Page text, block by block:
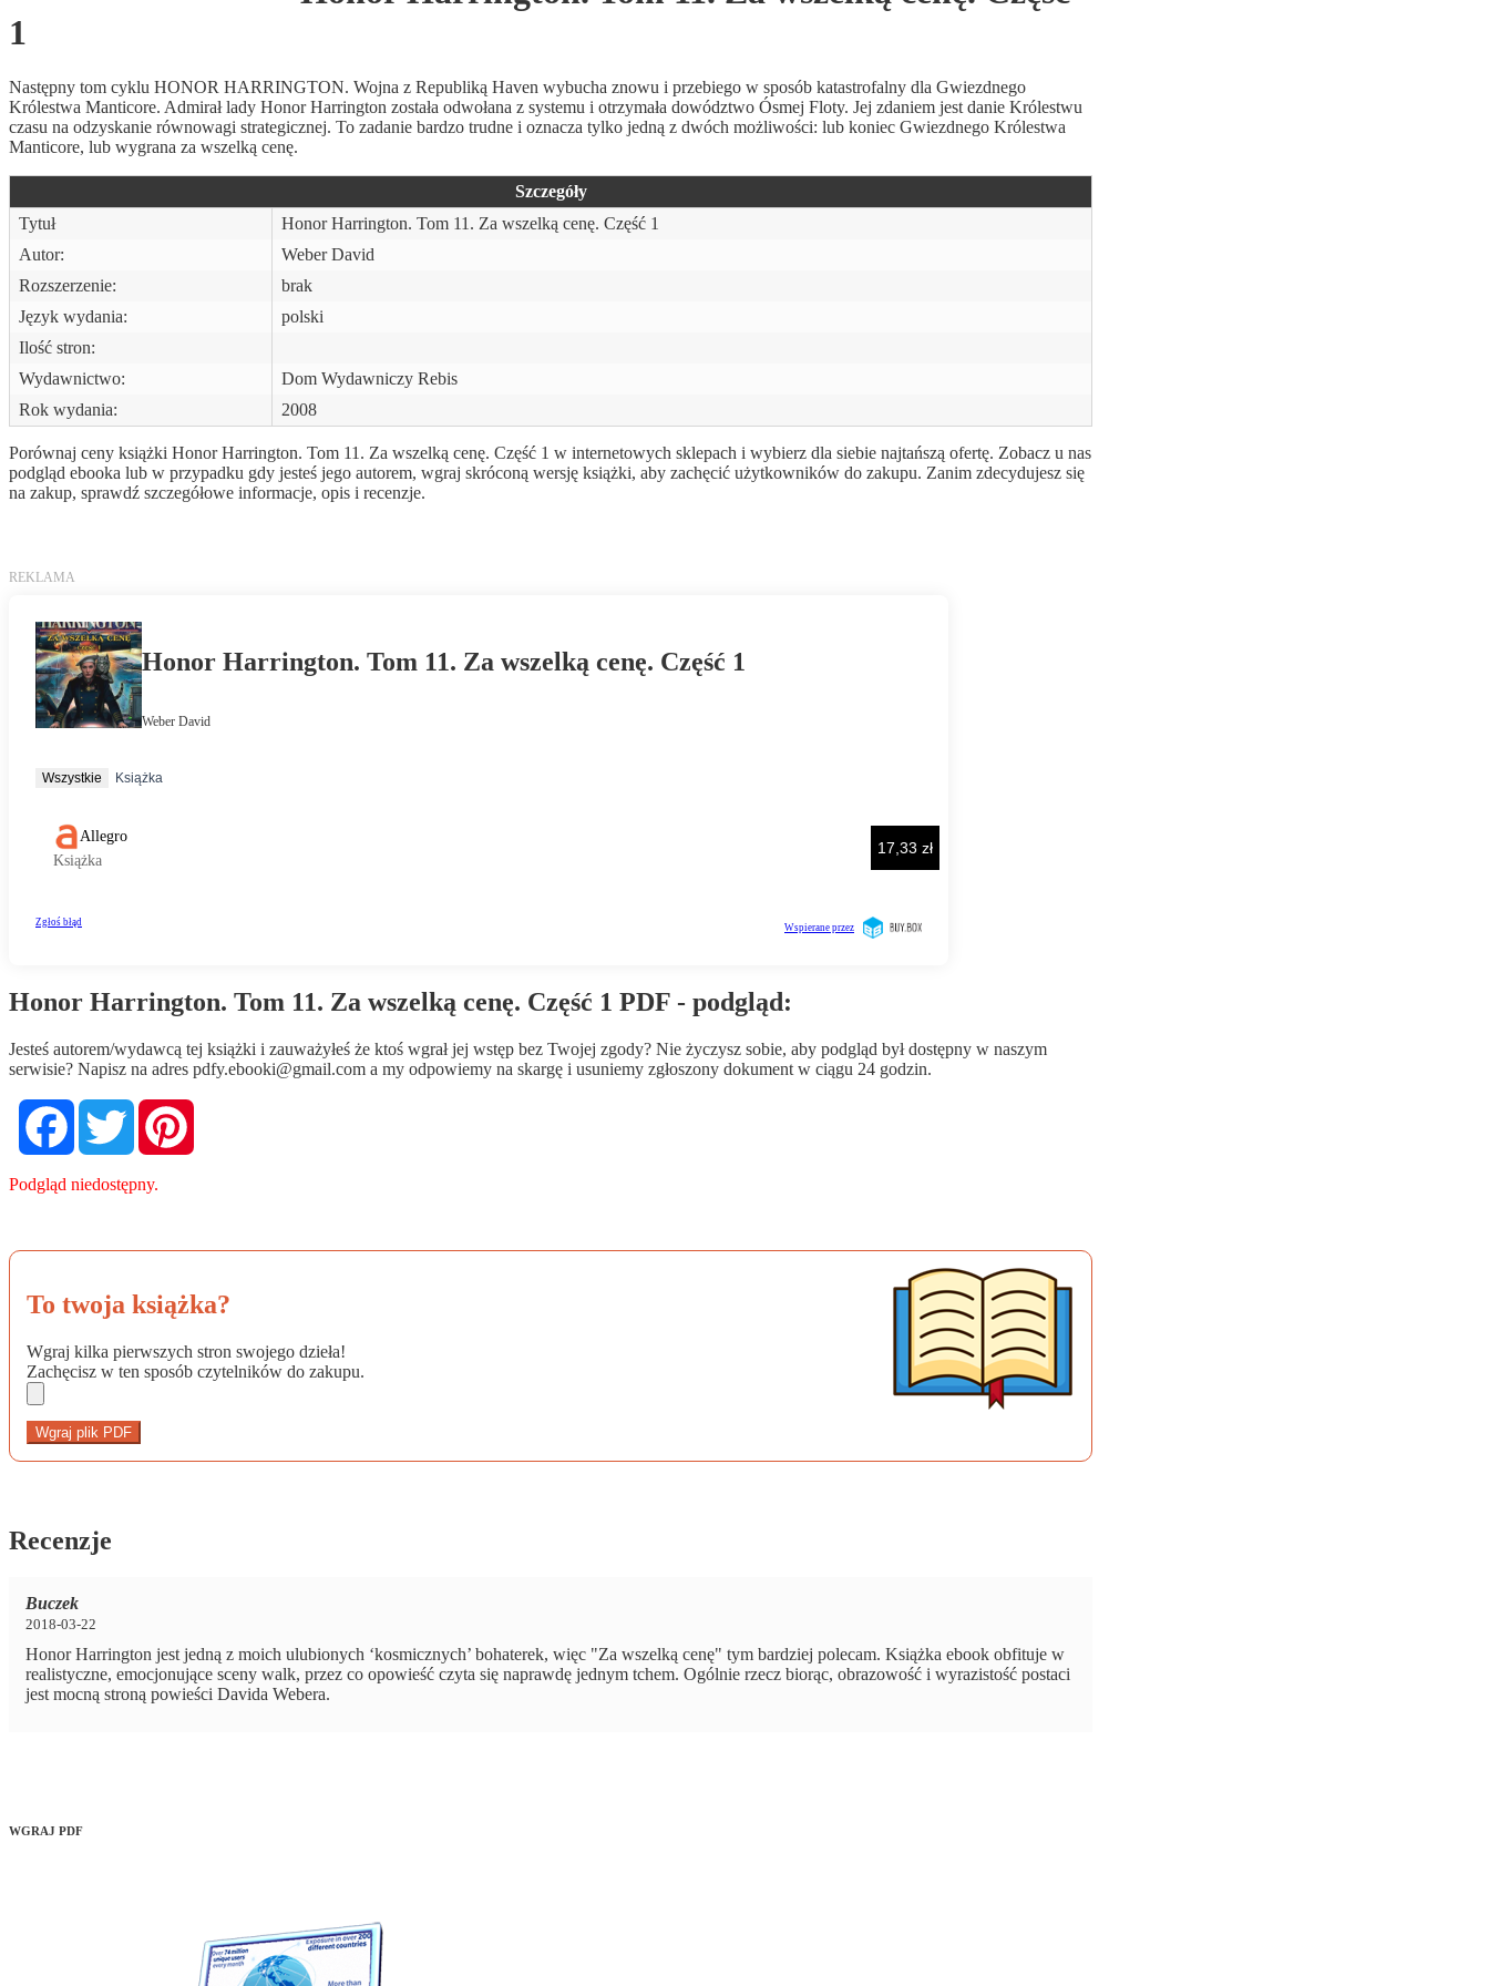
1
Następny tom cyklu HONOR HARRINGTON. Wojna z Republiką Haven wybucha znowu i przebiego w sposób katastrofalny dla Gwiezdnego
Królestwa Manticore. Admirał lady Honor Harrington została odwołana z systemu i otrzymała dowództwo Ósmej Floty. Jej zdaniem jest danie Królestwu
czasu na odzyskanie równowagi strategicznej. To zadanie bardzo trudne i oznacza tylko jedną z dwóch możliwości: lub koniec Gwiezdnego Królestwa
Manticore, lub wygrana za wszelką cenę.
Szczegóły
Tytuł
Honor Harrington. Tom 11. Za wszelką cenę. Część 1
Autor:
Weber David
Rozszerzenie:
brak
Język wydania:
polski
Ilość stron:
Wydawnictwo:
Dom Wydawniczy Rebis
Rok wydania:
2008
Porównaj ceny książki Honor Harrington. Tom 11. Za wszelką cenę. Część 1 w internetowych sklepach i wybierz dla siebie najtańszą ofertę. Zobacz u nas
podgląd ebooka lub w przypadku gdy jesteś jego autorem, wgraj skróconą wersję książki, aby zachęcić użytkowników do zakupu. Zanim zdecydujesz się
na zakup, sprawdź szczegółowe informacje, opis i recenzje.
Honor Harrington. Tom 11. Za wszelką cenę. Część 1 PDF - podgląd:
Jesteś autorem/wydawcą tej książki i zauważyłeś że ktoś wgrał jej wstęp bez Twojej zgody? Nie życzysz sobie, aby podgląd był dostępny w naszym
serwisie? Napisz na adres pdfy.ebooki@gmail.com a my odpowiemy na skargę i usuniemy zgłoszony dokument w ciągu 24 godzin.
FacebookTwitter
Podgląd niedostępny.
To twoja książka?
Wgraj kilka pierwszych stron swojego dzieła!
Zachęcisz w ten sposób czytelników do zakupu.
Wgraj plik PDF
Recenzje
Buczek
2018-03-22
Honor Harrington jest jedną z moich ulubionych ‘kosmicznych’ bohaterek, więc "Za wszelką cenę" tym bardziej polecam. Książka ebook obfituje w
realistyczne, emocjonujące sceny walk, przez co opowieść czyta się naprawdę jednym tchem. Ogólnie rzecz biorąc, obrazowość i wyrazistość postaci
jest mocną stroną powieści Davida Webera.
WGRAJ PDF